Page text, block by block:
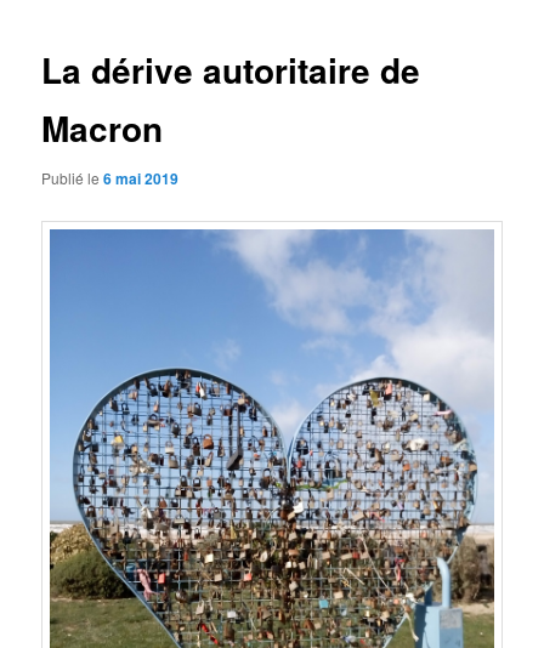
La dérive autoritaire de
Macron
Publié le6 mai 2019